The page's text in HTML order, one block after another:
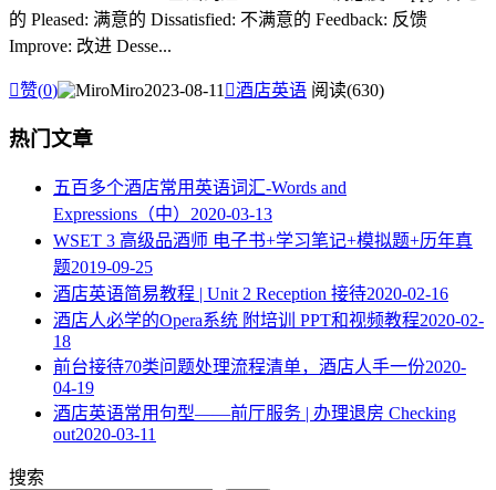
的 Pleased: 满意的 Dissatisfied: 不满意的 Feedback: 反馈
Improve: 改进 Desse...
赞(0) Miro2023-08-11 酒店英语 阅读(630)
热门文章
五百多个酒店常用英语词汇-Words and
Expressions（中） 2020-03-13
WSET 3 高级品酒师 电子书+学习笔记+模拟题+历年真
题2019-09-25
酒店英语简易教程 | Unit 2 Reception 接待2020-02-16
酒店人必学的Opera系统 附培训 PPT和视频教程2020-02-
18
​前台接待70类问题处理流程清单，酒店人手一份2020-
04-19
酒店英语常用句型——前厅服务 | 办理退房 Checking
out2020-03-11
搜索